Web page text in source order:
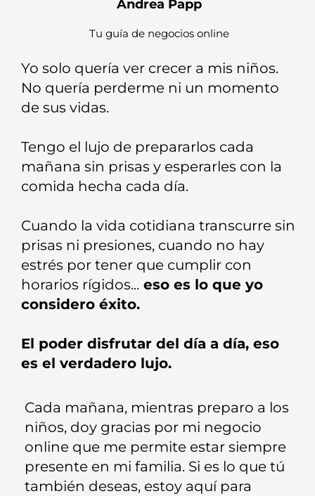
Andrea Papp
Tu guía de negocios online
Yo solo quería ver crecer a mis niños.
No quería perderme ni un momento
de sus vidas.
Tengo el lujo de prepararlos cada
mañana sin prisas y esperarles con la
comida hecha cada día.
Cuando la vida cotidiana transcurre sin
prisas ni presiones, cuando no hay
estrés por tener que cumplir con
horarios rígidos... eso es lo que yo
considero éxito.
El poder disfrutar del día a día, eso
es el verdadero lujo.
Cada mañana, mientras preparo a los
niños, doy gracias por mi negocio
online que me permite estar siempre
presente en mi familia. Si es lo que tú
también deseas, estoy aquí para